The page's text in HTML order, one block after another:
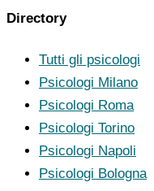
Directory
Tutti gli psicologi
Psicologi Milano
Psicologi Roma
Psicologi Torino
Psicologi Napoli
Psicologi Bologna